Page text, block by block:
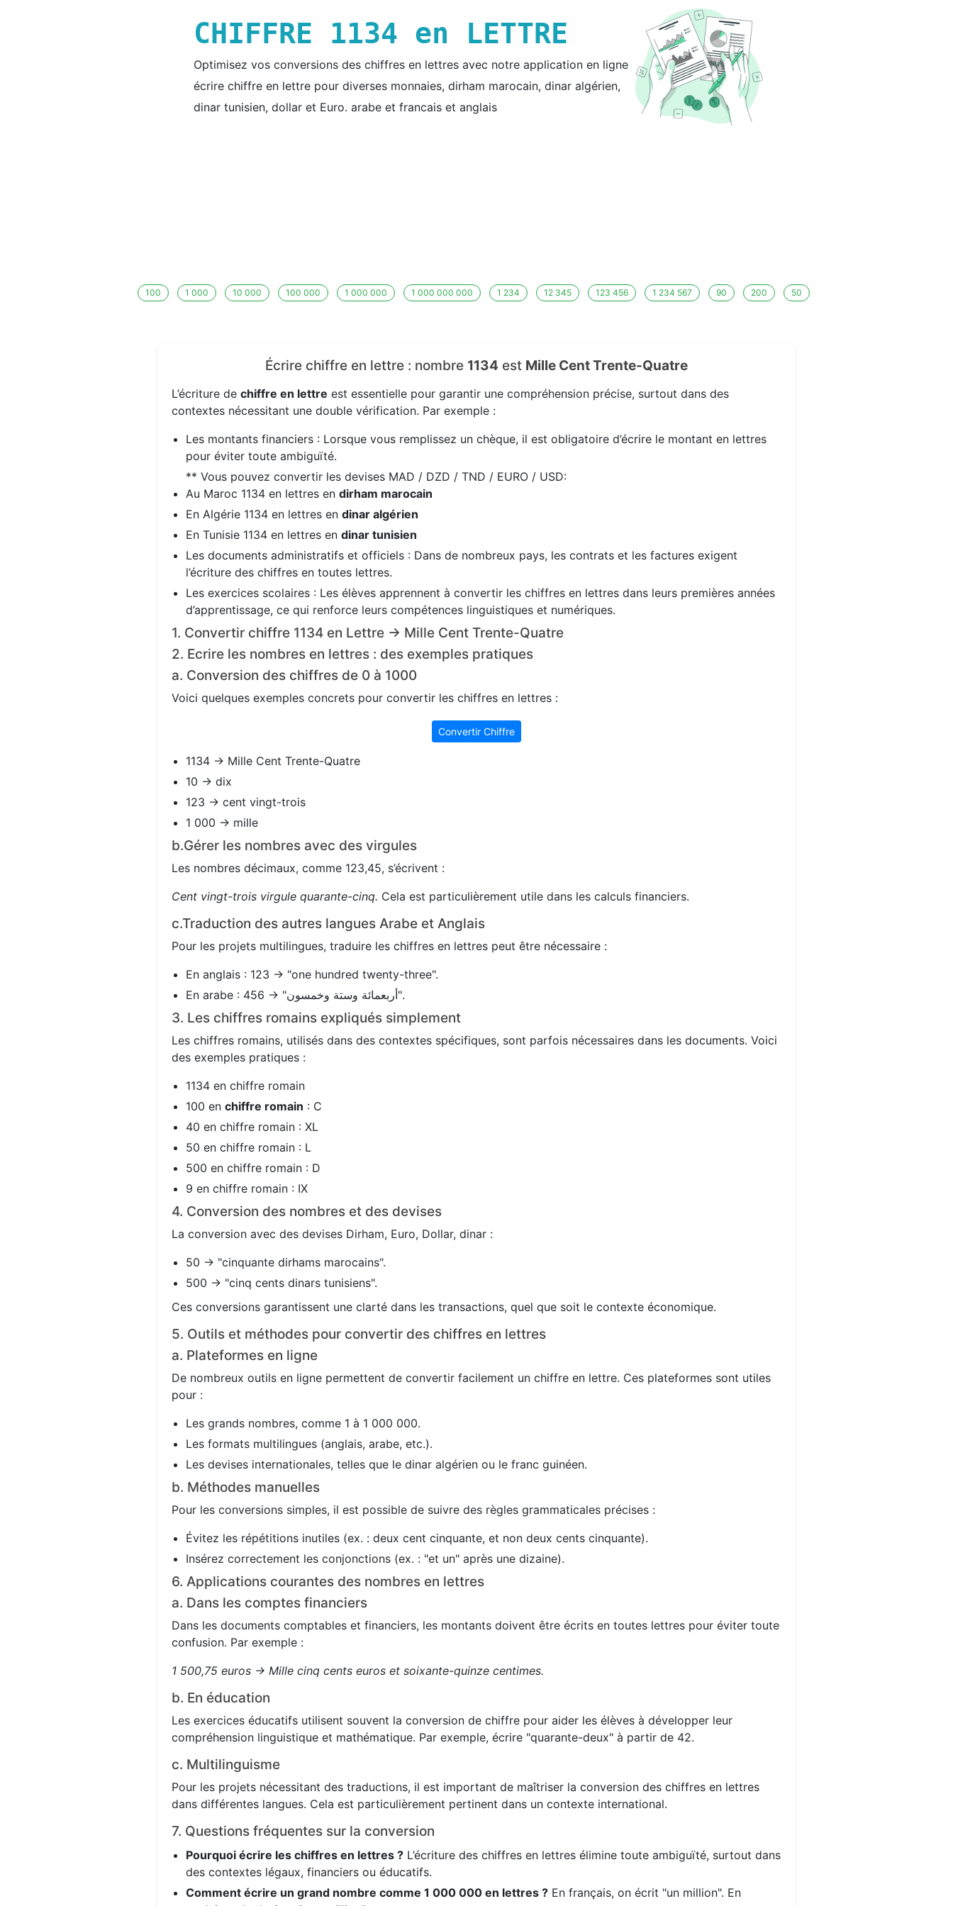
CHIFFRE 1134 en LETTRE
Optimisez vos conversions des chiffres en lettres avec notre application en ligne
écrire chiffre en lettre pour diverses monnaies, dirham marocain, dinar algérien,
dinar tunisien, dollar et Euro. arabe et francais et anglais
100 1 000 10 000 100 000 1 000 000 1 000 000 000 1 234 12 345 123 456 1 234 567 90 200 50
Écrire chiffre en lettre : nombre 1134 est Mille Cent Trente-Quatre
L’écriture de chiffre en lettre est essentielle pour garantir une compréhension précise, surtout dans des
contextes nécessitant une double vérification. Par exemple :
Les montants financiers : Lorsque vous remplissez un chèque, il est obligatoire d’écrire le montant en lettres
pour éviter toute ambiguïté.
** Vous pouvez convertir les devises MAD / DZD / TND / EURO / USD:
Au Maroc 1134 en lettres en dirham marocain
En Algérie 1134 en lettres en dinar algérien
En Tunisie 1134 en lettres en dinar tunisien
Les documents administratifs et officiels : Dans de nombreux pays, les contrats et les factures exigent
l’écriture des chiffres en toutes lettres.
Les exercices scolaires : Les élèves apprennent à convertir les chiffres en lettres dans leurs premières années
d’apprentissage, ce qui renforce leurs compétences linguistiques et numériques.
1. Convertir chiffre 1134 en Lettre → Mille Cent Trente-Quatre
2. Ecrire les nombres en lettres : des exemples pratiques
a. Conversion des chiffres de 0 à 1000
Voici quelques exemples concrets pour convertir les chiffres en lettres :
Convertir Chiffre
1134 → Mille Cent Trente-Quatre
10 → dix
123 → cent vingt-trois
1 000 → mille
b.Gérer les nombres avec des virgules
Les nombres décimaux, comme 123,45, s’écrivent :
Cent vingt-trois virgule quarante-cinq. Cela est particulièrement utile dans les calculs financiers.
c.Traduction des autres langues Arabe et Anglais
Pour les projets multilingues, traduire les chiffres en lettres peut être nécessaire :
En anglais : 123 → "one hundred twenty-three".
En arabe : 456 → "أربعمائة وستة وخمسون".
3. Les chiffres romains expliqués simplement
Les chiffres romains, utilisés dans des contextes spécifiques, sont parfois nécessaires dans les documents. Voici
des exemples pratiques :
1134 en chiffre romain
100 en chiffre romain : C
40 en chiffre romain : XL
50 en chiffre romain : L
500 en chiffre romain : D
9 en chiffre romain : IX
4. Conversion des nombres et des devises
La conversion avec des devises Dirham, Euro, Dollar, dinar :
50 → "cinquante dirhams marocains".
500 → "cinq cents dinars tunisiens".
Ces conversions garantissent une clarté dans les transactions, quel que soit le contexte économique.
5. Outils et méthodes pour convertir des chiffres en lettres
a. Plateformes en ligne
De nombreux outils en ligne permettent de convertir facilement un chiffre en lettre. Ces plateformes sont utiles
pour :
Les grands nombres, comme 1 à 1 000 000.
Les formats multilingues (anglais, arabe, etc.).
Les devises internationales, telles que le dinar algérien ou le franc guinéen.
b. Méthodes manuelles
Pour les conversions simples, il est possible de suivre des règles grammaticales précises :
Évitez les répétitions inutiles (ex. : deux cent cinquante, et non deux cents cinquante).
Insérez correctement les conjonctions (ex. : "et un" après une dizaine).
6. Applications courantes des nombres en lettres
a. Dans les comptes financiers
Dans les documents comptables et financiers, les montants doivent être écrits en toutes lettres pour éviter toute
confusion. Par exemple :
1 500,75 euros → Mille cinq cents euros et soixante-quinze centimes.
b. En éducation
Les exercices éducatifs utilisent souvent la conversion de chiffre pour aider les élèves à développer leur
compréhension linguistique et mathématique. Par exemple, écrire "quarante-deux" à partir de 42.
c. Multilinguisme
Pour les projets nécessitant des traductions, il est important de maîtriser la conversion des chiffres en lettres
dans différentes langues. Cela est particulièrement pertinent dans un contexte international.
7. Questions fréquentes sur la conversion
Pourquoi écrire les chiffres en lettres ? L’écriture des chiffres en lettres élimine toute ambiguïté, surtout dans
des contextes légaux, financiers ou éducatifs.
Comment écrire un grand nombre comme 1 000 000 en lettres ? En français, on écrit "un million". En